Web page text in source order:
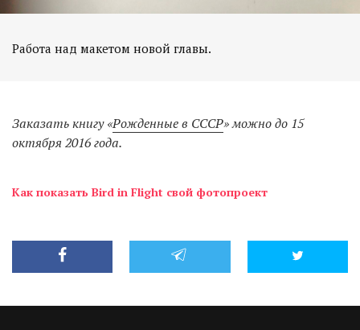
Работа над макетом новой главы.
Заказать книгу «Рожденные в СССР» можно до 15
октября 2016 года.
Как показать Bird in Flight свой фотопроект